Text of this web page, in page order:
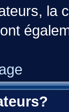
la